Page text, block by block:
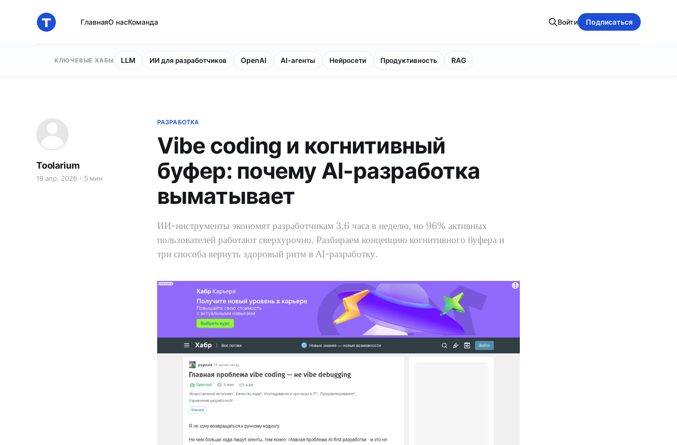
ГлавнаяО насКоманда Войти Подписаться
КЛЮЧЕВЫЕ ХАБЫ LLM ИИ для разработчиков OpenAI AI-агенты Нейросети Продуктивность RAG
РАЗРАБОТКА
Vibe coding и когнитивный
буфер: почему AI-разработка
выматывает
ИИ-инструменты экономят разработчикам 3,6 часа в неделю, но 96% активных
пользователей работают сверхурочно. Разбираем концепцию когнитивного буфера и
три способа вернуть здоровый ритм в AI-разработку.
Toolarium
19 апр. 2026 5 мин